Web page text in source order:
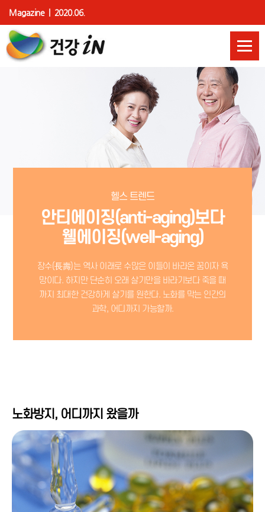
Magazine | 2020.06.
헬스 트렌드
안티에이징(anti-aging)보다
웰에이징(well-aging)
장수(長壽)는 역사 이래로 수많은 이들이 바라온 꿈이자 욕
망이다. 하지만 단순히 오래 살기만을 바라기보다 죽을 때
까지 최대한 건강하게 살기를 원한다. 노화를 막는 인간의
과학, 어디까지 가능할까.
노화방지, 어디까지 왔을까